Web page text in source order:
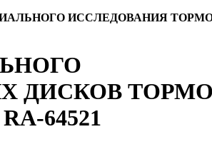
ИССЛЕДОВАНИЯ
ДИСКОВ
64521